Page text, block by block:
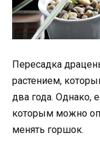
Пересадка
растением,
два года. Однако,
которым можно
менять горшок.